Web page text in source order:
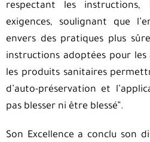
respectant les
exigences, soulignant que
envers des pratiques plus
instructions adoptées pour les
les produits sanitaires
d’auto-préservation et
pas blesser ni être blessé”.
Son Excellence a conclu son